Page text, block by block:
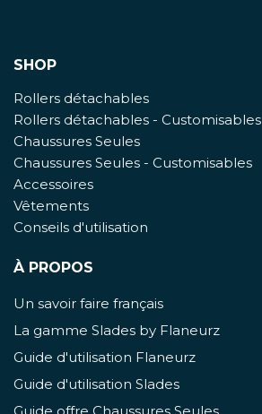
SHOP
Rollers détachables
Rollers détachables - Customisables
Chaussures Seules
Chaussures Seules - Customisables
Accessoires
Vêtements
Conseils d'utilisation
À PROPOS
Un savoir faire français
La gamme Slades by Flaneurz
Guide d'utilisation Flaneurz
Guide d'utilisation Slades